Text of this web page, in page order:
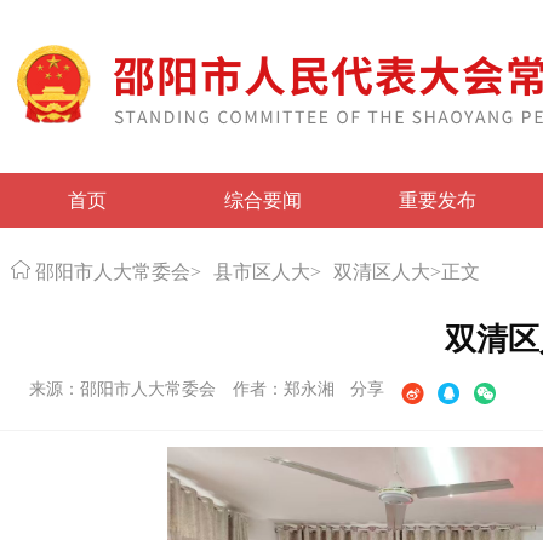
首页 综合要闻 重要发布
邵阳市人大常委会> 县市区人大> 双清区人大>正文
双清
来源：邵阳市人大常委会 作者：郑永湘 分享